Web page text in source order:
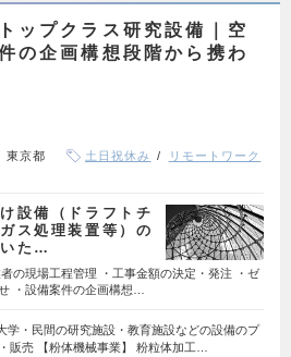
ップクラス研究設備｜空
の企画構想段階から携わ
東京都 土日祝休み
リモートワーク
設備（ドラフトチ
ス処理装置等）の
た…
の現場工程管理 ・工事金額の決定・発注 ・ゼ
・設備案件の企画構想…
学・民間の研究施設・教育施設などの設備のプ
販売 【粉体機械事業】 粉粒体加工…